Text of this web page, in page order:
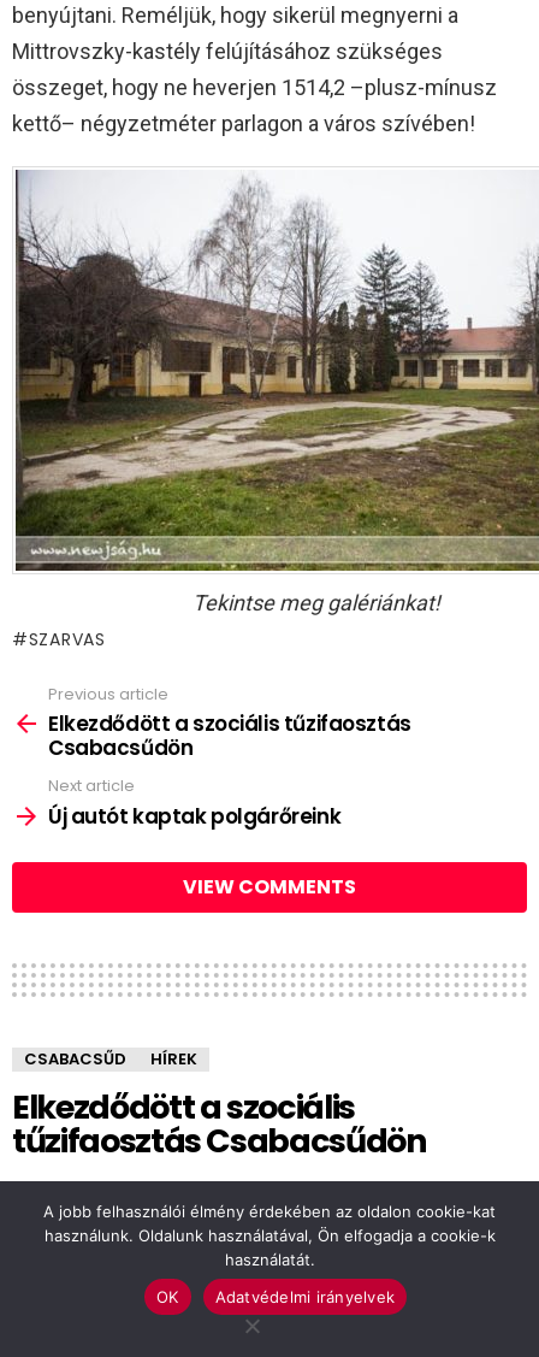
benyújtani. Reméljük, hogy sikerül megnyerni a
Mittrovszky-kastély felújításához szükséges
összeget, hogy ne heverjen 1514,2 –plusz-mínusz
kettő– négyzetméter parlagon a város szívében!
Tekintse meg galériánkat!
SZARVAS
more
Previous article
Elkezdődött a szociális tűzifaosztás
Csabacsűdön
Next article
Új autót kaptak polgárőreink
VIEW COMMENTS
CSABACSŰD HÍREK
Elkezdődött a szociális
tűzifaosztás Csabacsűdön
13 éve
A jobb felhasználói élmény érdekében az oldalon cookie-kat
használunk. Oldalunk használatával, Ön elfogadja a cookie-k
használatát.
OK
Adatvédelmi irányelvek